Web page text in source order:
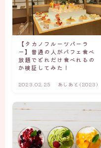
【タカノフルーツパーラ
ー】普通の人がパフェ食べ
放題でどれだけ食べれるの
か検証してみた！
2023.02.25 あしあと(2023)